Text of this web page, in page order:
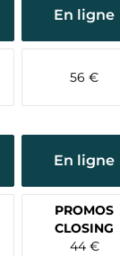
En ligne
56 €
En ligne
PROMOS
CLOSING
44 €